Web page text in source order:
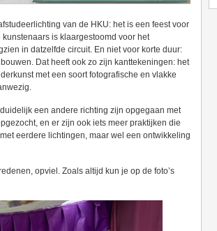
van de HKU: het is een feest voor
is klaargestoomd voor het
in datzelfde circuit. En niet voor korte duur:
Dat heeft ook zo zijn kanttekeningen: het
met een soort fotografische en vlakke
een andere richting zijn opgegaan met
en er zijn ook iets meer praktijken die
eerdere lichtingen, maar wel een ontwikkeling
opviel. Zoals altijd kun je op de foto’s